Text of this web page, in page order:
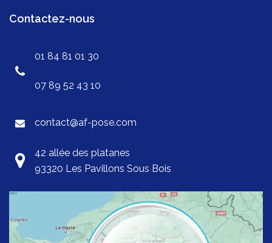
Contactez-nous
01 84 81 01 30
07 89 52 43 10
contact@af-pose.com
42 allée des platanes
93320 Les Pavillons Sous Bois